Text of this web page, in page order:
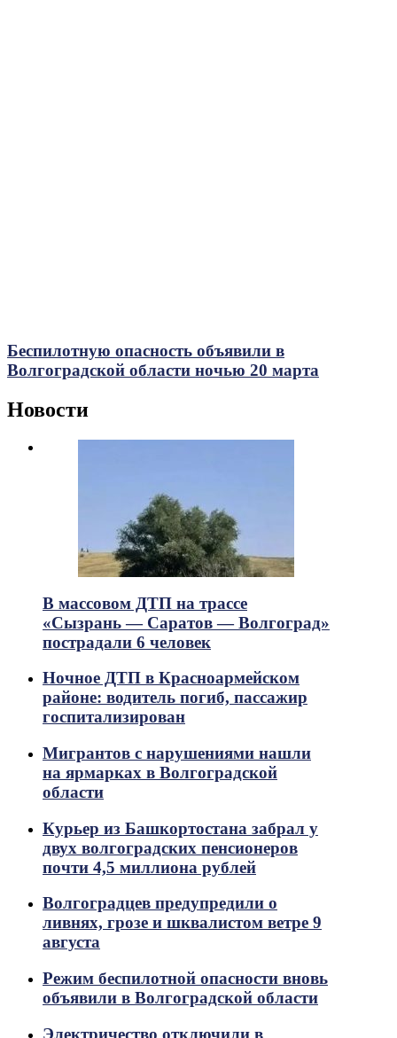
Беспилотную опасность объявили в
Волгоградской области ночью 20 марта
Новости
В массовом ДТП на трассе
«Сызрань — Саратов — Волгоград»
пострадали 6 человек
Ночное ДТП в Красноармейском
районе: водитель погиб, пассажир
госпитализирован
Мигрантов с нарушениями нашли
на ярмарках в Волгоградской
области
Курьер из Башкортостана забрал у
двух волгоградских пенсионеров
почти 4,5 миллиона рублей
Волгоградцев предупредили о
ливнях, грозе и шквалистом ветре 9
августа
Режим беспилотной опасности вновь
объявили в Волгоградской области
Электричество отключили в